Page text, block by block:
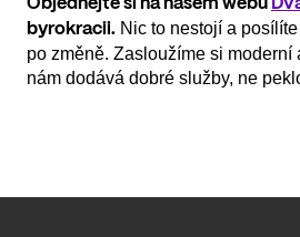
Objednejte si na našem webu
byrokracii. Nic to nestojí a
po změně. Zasloužíme si moderní
nám dodává dobré služby, ne